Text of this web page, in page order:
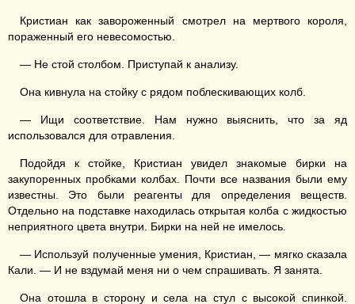
Кристиан как завороженный смотрел на мертвого короля,
пораженный его невесомостью.
— Не стой столбом. Приступай к анализу.
Она кивнула на стойку с рядом поблескивающих колб.
— Ищи соответствие. Нам нужно выяснить, что за яд
использовался для отравления.
Подойдя к стойке, Кристиан увидел знакомые бирки на
закупоренных пробками колбах. Почти все названия были ему
известны. Это были реагенты для определения веществ.
Отдельно на подставке находилась открытая колба с жидкостью
неприятного цвета внутри. Бирки на ней не имелось.
— Используй полученные умения, Кристиан, — мягко сказала
Кали. — И не вздумай меня ни о чем спрашивать. Я занята.
Она отошла в сторону и села на стул с высокой спинкой.